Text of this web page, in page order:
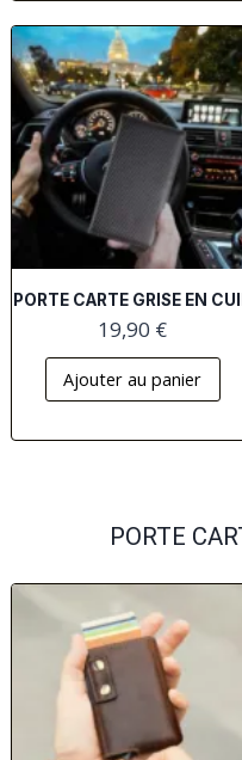
PORTE CARTE GRISE EN
19,90 €
Ajouter au panier
PORTE